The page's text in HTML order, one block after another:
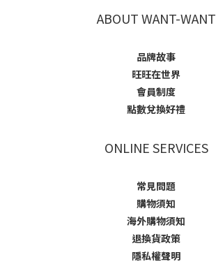
ABOUT WANT-WANT
品牌故事
旺旺在世界
會員制度
點數兌換好禮
ONLINE SERVICES
常見問題
購物須知
海外購物須知
退換貨政策
隱私權聲明